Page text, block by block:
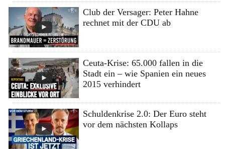
Club der Versager: Peter Hahne
rechnet mit der CDU ab
Ceuta-Krise: 65.000 fallen in die
Stadt ein – wie Spanien ein neues
2015 verhindert
Schuldenkrise 2.0: Der Euro steht
vor dem nächsten Kollaps